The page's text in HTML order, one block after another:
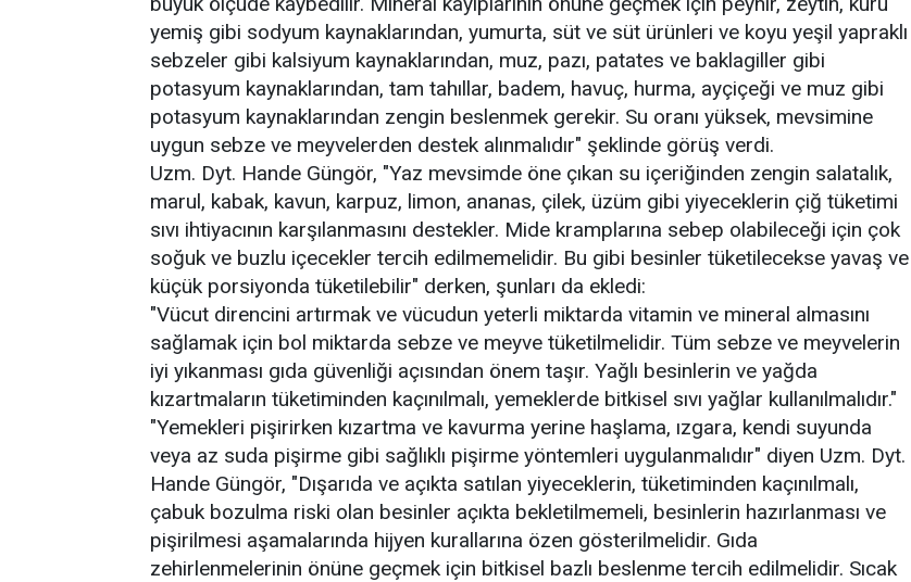
yemiş gibi sodyum kaynaklarından, yumurta, süt ve süt ürünleri ve koyu yeşil yapraklı
sebzeler gibi kalsiyum kaynaklarından, muz, pazı, patates ve baklagiller gibi
potasyum kaynaklarından, tam tahıllar, badem, havuç, hurma, ayçiçeği ve muz gibi
potasyum kaynaklarından zengin beslenmek gerekir. Su oranı yüksek, mevsimine
uygun sebze ve meyvelerden destek alınmalıdır" şeklinde görüş verdi.
Uzm. Dyt. Hande Güngör, "Yaz mevsimde öne çıkan su içeriğinden zengin salatalık,
marul, kabak, kavun, karpuz, limon, ananas, çilek, üzüm gibi yiyeceklerin çiğ tüketimi
sıvı ihtiyacının karşılanmasını destekler. Mide kramplarına sebep olabileceği için çok
soğuk ve buzlu içecekler tercih edilmemelidir. Bu gibi besinler tüketilecekse yavaş ve
küçük porsiyonda tüketilebilir" derken, şunları da ekledi:
"Vücut direncini artırmak ve vücudun yeterli miktarda vitamin ve mineral almasını
sağlamak için bol miktarda sebze ve meyve tüketilmelidir. Tüm sebze ve meyvelerin
iyi yıkanması gıda güvenliği açısından önem taşır. Yağlı besinlerin ve yağda
kızartmaların tüketiminden kaçınılmalı, yemeklerde bitkisel sıvı yağlar kullanılmalıdır."
"Yemekleri pişirirken kızartma ve kavurma yerine haşlama, ızgara, kendi suyunda
veya az suda pişirme gibi sağlıklı pişirme yöntemleri uygulanmalıdır" diyen Uzm. Dyt.
Hande Güngör, "Dışarıda ve açıkta satılan yiyeceklerin, tüketiminden kaçınılmalı,
çabuk bozulma riski olan besinler açıkta bekletilmemeli, besinlerin hazırlanması ve
pişirilmesi aşamalarında hijyen kurallarına özen gösterilmelidir. Gıda
zehirlenmelerinin önüne geçmek için bitkisel bazlı beslenme tercih edilmelidir. Sıcak